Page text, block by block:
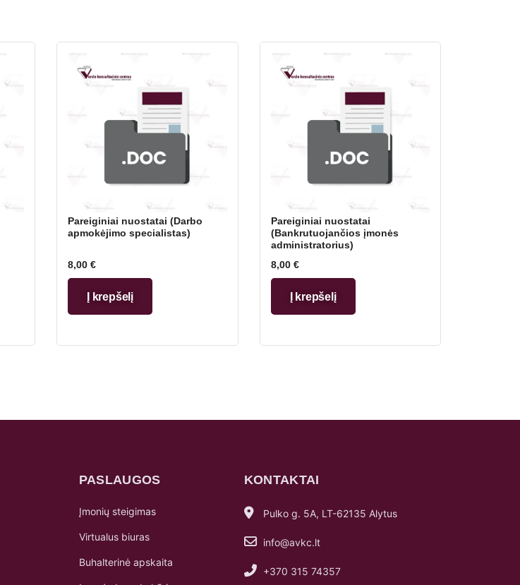
Pareiginiai nuostatai (Darbo
apmokėjimo specialistas)
8,00 €
Į krepšelį
Pareiginiai nuostatai
(Bankrutuojančios įmonės
administratorius)
8,00 €
Į krepšelį
PASLAUGOS
Įmonių steigimas
Virtualus biuras
Buhalterinė apskaita
KONTAKTAI
Pulko g. 5A, LT-62135 Alytus
info@avkc.lt
+370 315 74357